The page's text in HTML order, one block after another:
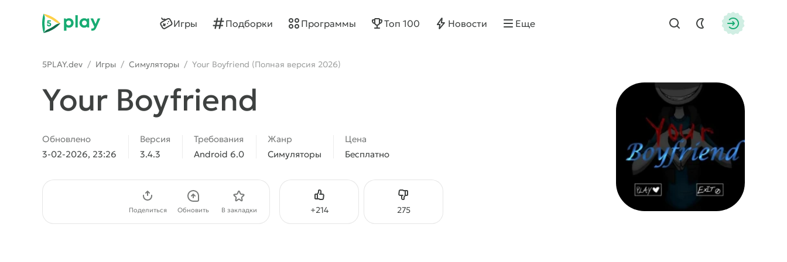
5play
Найти
Игры Подборки Программы Топ 100 Новости Еще
5PLAY.dev / Игры / Симуляторы / Your Boyfriend (Полная версия 2026)
Your Boyfriend
Обновлено
3-02-2026, 23:26
Версия
3.4.3
Требования
Android 6.0
Жанр
Симуляторы
Цена
Бесплатно
+214
Нравится 275Не нравится
Поделиться Обновить В закладки